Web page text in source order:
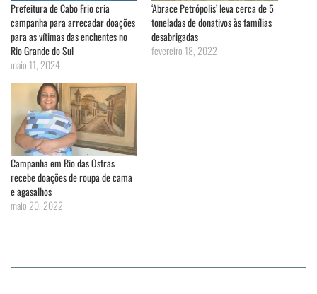
Prefeitura de Cabo Frio cria
campanha para arrecadar doações
para as vítimas das enchentes no
Rio Grande do Sul
maio 11, 2024
‘Abrace Petrópolis’ leva cerca de 5
toneladas de donativos às famílias
desabrigadas
fevereiro 18, 2022
Campanha em Rio das Ostras
recebe doações de roupa de cama
e agasalhos
maio 20, 2022